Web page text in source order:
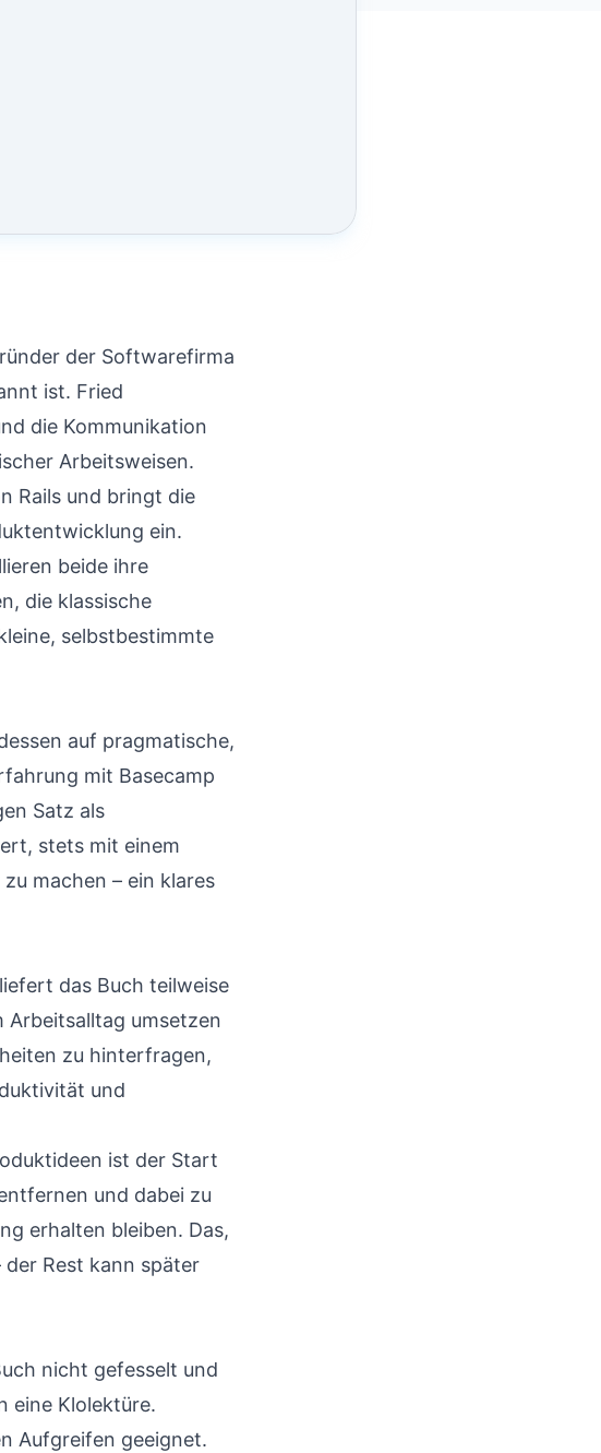
der Softwarefirma
ist. Fried
die Kommunikation
Arbeitsweisen.
Rails und bringt die
ein.
beide ihre
die klassische
selbstbestimmte
auf pragmatische,
mit Basecamp
Satz als
stets mit einem
machen – ein klares
das Buch teilweise
Arbeitsalltag umsetzen
zu hinterfragen,
und
ist der Start
und dabei zu
erhalten bleiben. Das,
Rest kann später
nicht gefesselt und
eine Klolektüre.
Aufgreifen geeignet.